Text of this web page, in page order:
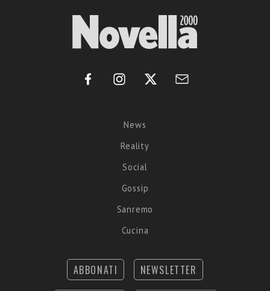
News
Reality
Social
Gossip
Sanremo
Cucina
ABBONATI NEWSLETTER